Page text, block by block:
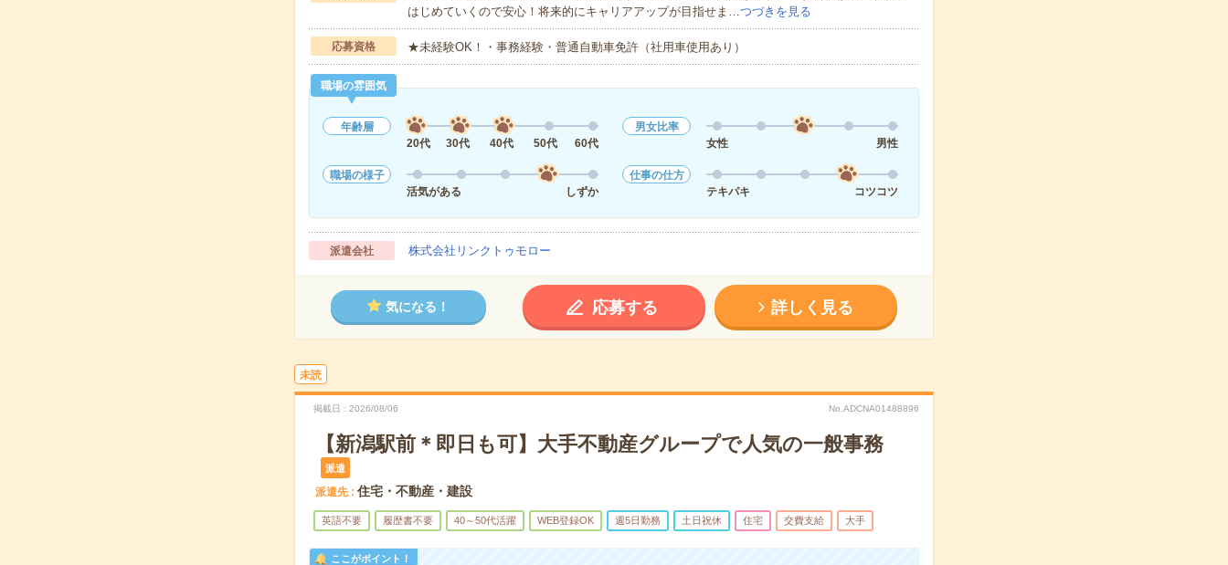
はじめていくので安心！将来的にキャリアアップが目指せま…つづきを見る
応募資格 ★未経験OK！・事務経験・普通自動車免許（社用車使用あり）
職場の雰囲気
年齢層
20代
30代 40代 50代 60代
男女比率
女性
男性
職場の様子
活気がある
しずか
仕事の仕方
テキパキ
コツコツ
派遣会社 株式会社リンクトゥモロー
気になる！ 応募する 詳しく見る
未読
掲載日 2026/08/06 No.ADCNA01488896
【新潟駅前＊即日も可】大手不動産グループで人気の一般事務
派遣
派遣先 住宅・不動産・建設
英語不要 履歴書不要 40～50代活躍 WEB登録OK 週5日勤務 土日祝休 住宅 交費支給 大手
ここがポイント！